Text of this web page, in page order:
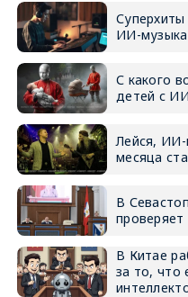
Суперхиты
ИИ-музыка
С какого
детей с ИИ
Лейся,
месяца
В
проверяет
В Китае
за то, что